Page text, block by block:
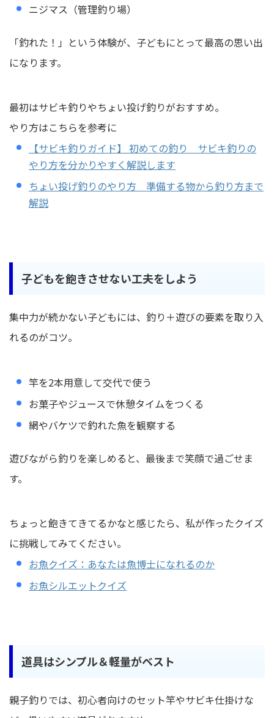
ニジマス（管理釣り場）
「釣れた！」という体験が、子どもにとって最高の思い出
になります。
最初はサビキ釣りやちょい投げ釣りがおすすめ。
やり方はこちらを参考に
【サビキ釣りガイド】 初めての釣り サビキ釣りの
やり方を分かりやすく解説します
ちょい投げ釣りのやり方 準備する物から釣り方まで
解説
子どもを飽きさせない工夫をしよう
集中力が続かない子どもには、釣り＋遊びの要素を取り入
れるのがコツ。
竿を2本用意して交代で使う
お菓子やジュースで休憩タイムをつくる
網やバケツで釣れた魚を観察する
遊びながら釣りを楽しめると、最後まで笑顔で過ごせま
す。
ちょっと飽きてきてるかなと感じたら、私が作ったクイズ
に挑戦してみてください。
お魚クイズ：あなたは魚博士になれるのか
お魚シルエットクイズ
道具はシンプル＆軽量がベスト
親子釣りでは、初心者向けのセット竿やサビキ仕掛けな